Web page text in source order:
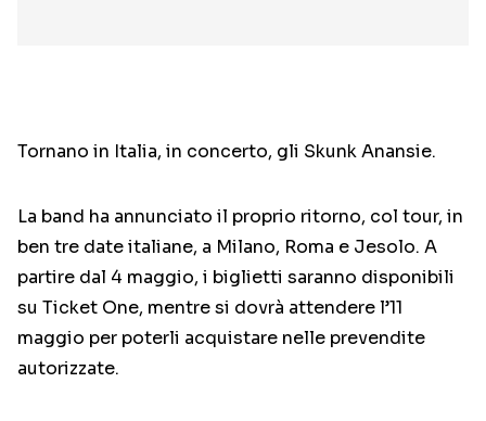
Tornano in Italia, in concerto, gli Skunk Anansie.
La band ha annunciato il proprio ritorno, col tour, in
ben tre date italiane, a Milano, Roma e Jesolo. A
partire dal 4 maggio, i biglietti saranno disponibili
su Ticket One, mentre si dovrà attendere l’11
maggio per poterli acquistare nelle prevendite
autorizzate.